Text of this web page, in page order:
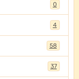
0
4
58
37